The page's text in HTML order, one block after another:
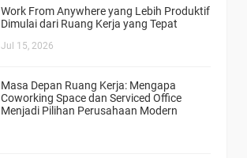
Work From Anywhere yang Lebih Produktif
Dimulai dari Ruang Kerja yang Tepat
Jul 15, 2026
Masa Depan Ruang Kerja: Mengapa
Coworking Space dan Serviced Office
Menjadi Pilihan Perusahaan Modern